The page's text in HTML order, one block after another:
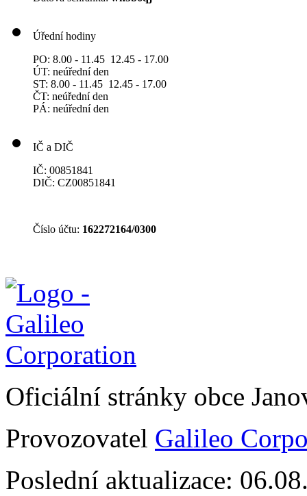
Úřední hodiny
PO: 8.00 - 11.45 12.45 - 17.00
ÚT: neúřední den
ST: 8.00 - 11.45 12.45 - 17.00
ČT: neúřední den
PÁ: neúřední den
IČ a DIČ
IČ: 00851841
DIČ: CZ00851841
Číslo účtu: 162272164/0300
Oficiální stránky obce
Provozovatel Galileo
Poslední aktualizace: